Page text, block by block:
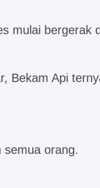
mulai bergerak
Bekam Api
semua orang.